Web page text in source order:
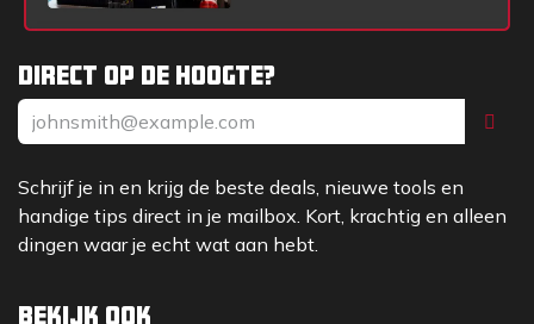
Direct op de hoogte?
Schrijf je in en krijg de beste deals, nieuwe tools en
handige tips direct in je mailbox. Kort, krachtig en alleen
dingen waar je echt wat aan hebt.
Bekijk ook